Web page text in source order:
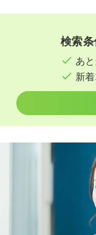
検索
あ
新